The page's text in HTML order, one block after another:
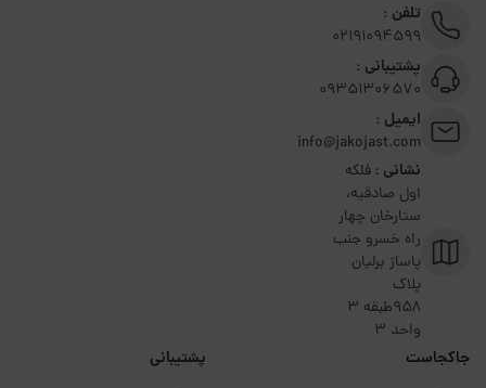
تلفن :
02191094599
پشتیبانی :
09351306570
ایمیل :
info@jakojast.com
نشانی :فلکه
اول صادقیه،
ستارخان چهار
راه خسرو جنب
پاساژ برلیان
پلاک
۹۵۸طبقه 3
واحد 3
جاکجاست پشتیبانی